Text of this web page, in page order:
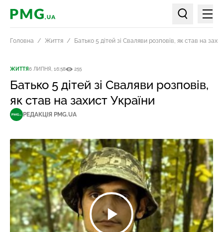
PMG.ua
Пошук по
Головна Життя Батько 5 дітей зі Сваляви розповів, як став на
ЖИТТЯ6 ЛИПНЯ, 16:58 255
Батько 5 дітей зі Сваляви розповів,
як став на захист України
РЕДАКЦІЯ PMG.UA